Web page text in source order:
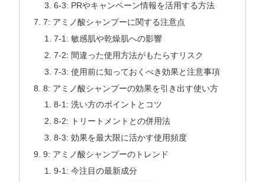
6-3: PRやキャンペーン情報を活用する方法
7: アミノ酸シャンプーに関する注意点
7-1: 敏感肌や乾燥肌への影響
7-2: 間違った使用方法がもたらすリスク
7-3: 使用前に知っておくべき効果と注意事項
8: アミノ酸シャンプーの効果を引き出す使い方
8-1: 洗い方のポイントとコツ
8-2: トリートメントとの併用法
8-3: 効果を最大限に活かす使用頻度
9: アミノ酸シャンプーのトレンド
9-1: 今注目の最新成分